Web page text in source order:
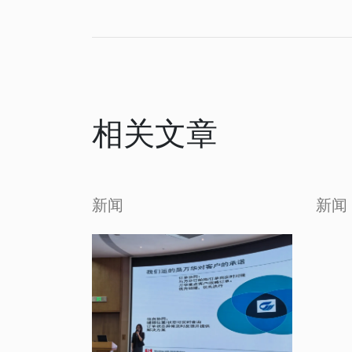
相关文章
新闻 新闻